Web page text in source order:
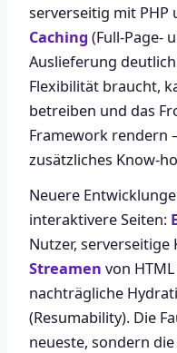
serverseitig mit
Caching (Full-Page-
Auslieferung
Flexibilität braucht,
betreiben und das
Framework rendern
zusätzliches Know-
Neuere
interaktivere Seiten:
Nutzer, serverseitige
Streamen von
nachträgliche
(Resumability). Die
neueste, sondern